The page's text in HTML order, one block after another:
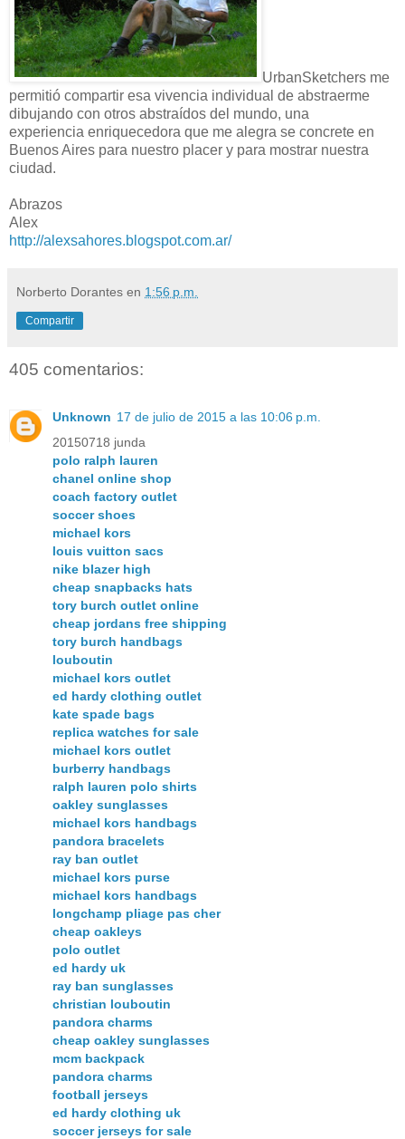
UrbanSketchers me
permitió compartir esa vivencia individual de abstraerme
dibujando con otros abstraídos del mundo, una
experiencia enriquecedora que me alegra se concrete en
Buenos Aires para nuestro placer y para mostrar nuestra
ciudad.
Abrazos
Alex
http://alexsahores.blogspot.com.ar/
Norberto Dorantes en 1:56 p.m.
Compartir
405 comentarios:
Unknown 17 de julio de 2015 a las 10:06 p.m.
20150718 junda
polo ralph lauren
chanel online shop
coach factory outlet
soccer shoes
michael kors
louis vuitton sacs
nike blazer high
cheap snapbacks hats
tory burch outlet online
cheap jordans free shipping
tory burch handbags
louboutin
michael kors outlet
ed hardy clothing outlet
kate spade bags
replica watches for sale
michael kors outlet
burberry handbags
ralph lauren polo shirts
oakley sunglasses
michael kors handbags
pandora bracelets
ray ban outlet
michael kors purse
michael kors handbags
longchamp pliage pas cher
cheap oakleys
polo outlet
ed hardy uk
ray ban sunglasses
christian louboutin
pandora charms
cheap oakley sunglasses
mcm backpack
pandora charms
football jerseys
ed hardy clothing uk
soccer jerseys for sale